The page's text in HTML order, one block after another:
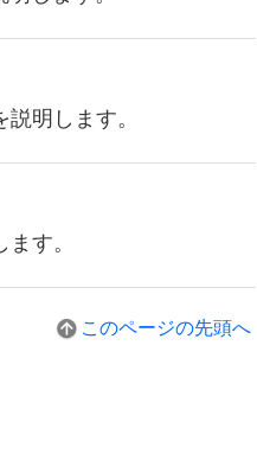
明します。
す。
このページの先頭へ